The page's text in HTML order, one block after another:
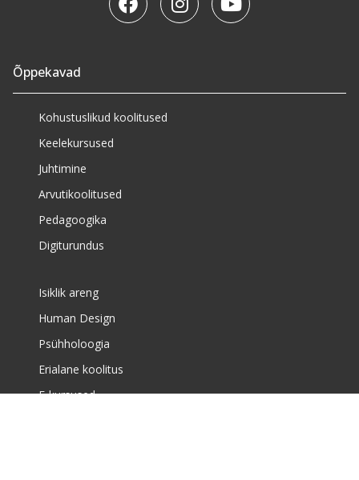
Õppekavad
Kohustuslikud koolitused
Keelekursused
Juhtimine
Arvutikoolitused
Pedagoogika
Digiturundus
Isiklik areng
Human Design
Psühholoogia
Erialane koolitus
E-kursused